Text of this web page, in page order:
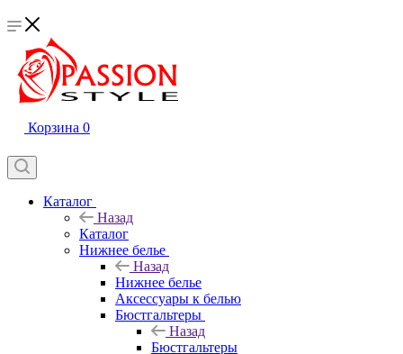
Корзина 0
Каталог
Назад
Каталог
Нижнее белье
Назад
Нижнее белье
Аксессуары к белью
Бюстгальтеры
Назад
Бюстгальтеры